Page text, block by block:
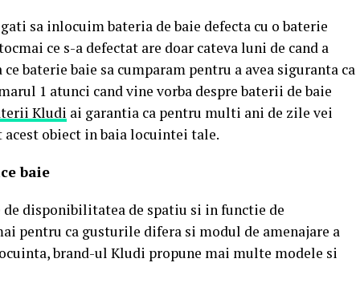
sa inlocuim bateria de baie defecta cu o baterie
ce s-a defectat are doar cateva luni de cand a
baterie baie sa cumparam pentru a avea siguranta ca
1 atunci cand vine vorba despre baterii de baie
Kludi ai garantia ca pentru multi ani de zile vei
acest obiect in baia locuintei tale.
baie
disponibilitatea de spatiu si in functie de
pentru ca gusturile difera si modul de amenajare a
brand-ul Kludi propune mai multe modele si